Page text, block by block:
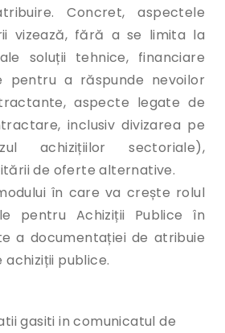
Concret, aspectele
vizează, fără a se limita la
soluții tehnice, financiare
pentru a răspunde nevoilor
aspecte legate de
inclusiv divizarea pe
achizițiilor sectoriale),
de oferte alternative.
în care va crește rolul
pentru Achiziții Publice în
a documentației de atribuie
publice.
gasiti in comunicatul de